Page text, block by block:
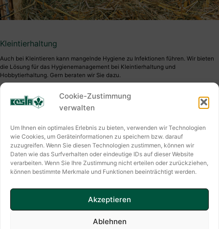
Cookie-Zustimmung
verwalten
Um Ihnen ein optimales Erlebnis zu bieten, verwenden wir Technologien
wie Cookies, um Geräteinformationen zu speichern bzw. darauf
zuzugreifen. Wenn Sie diesen Technologien zustimmen, können wir
Daten wie das Surfverhalten oder eindeutige IDs auf dieser Website
verarbeiten. Wenn Sie Ihre Zustimmung nicht erteilen oder zurückziehen,
können bestimmte Merkmale und Funktionen beeinträchtigt werden.
Akzeptieren
Ablehnen
Kleintierhaltung
Auch bei Kleintieren kann mangelnde Hygiene zu Infektionen führen. Wir bieten
die Lösung für das Hygienemanagement bei Kleintierhaltung und
Hobbytierhaltung. Gern beraten wir Sie dazu.
Keslastraße 2
06803 Bitterfeld-Wolfen
Kontaktformular
E-Mail: info@kesla.de